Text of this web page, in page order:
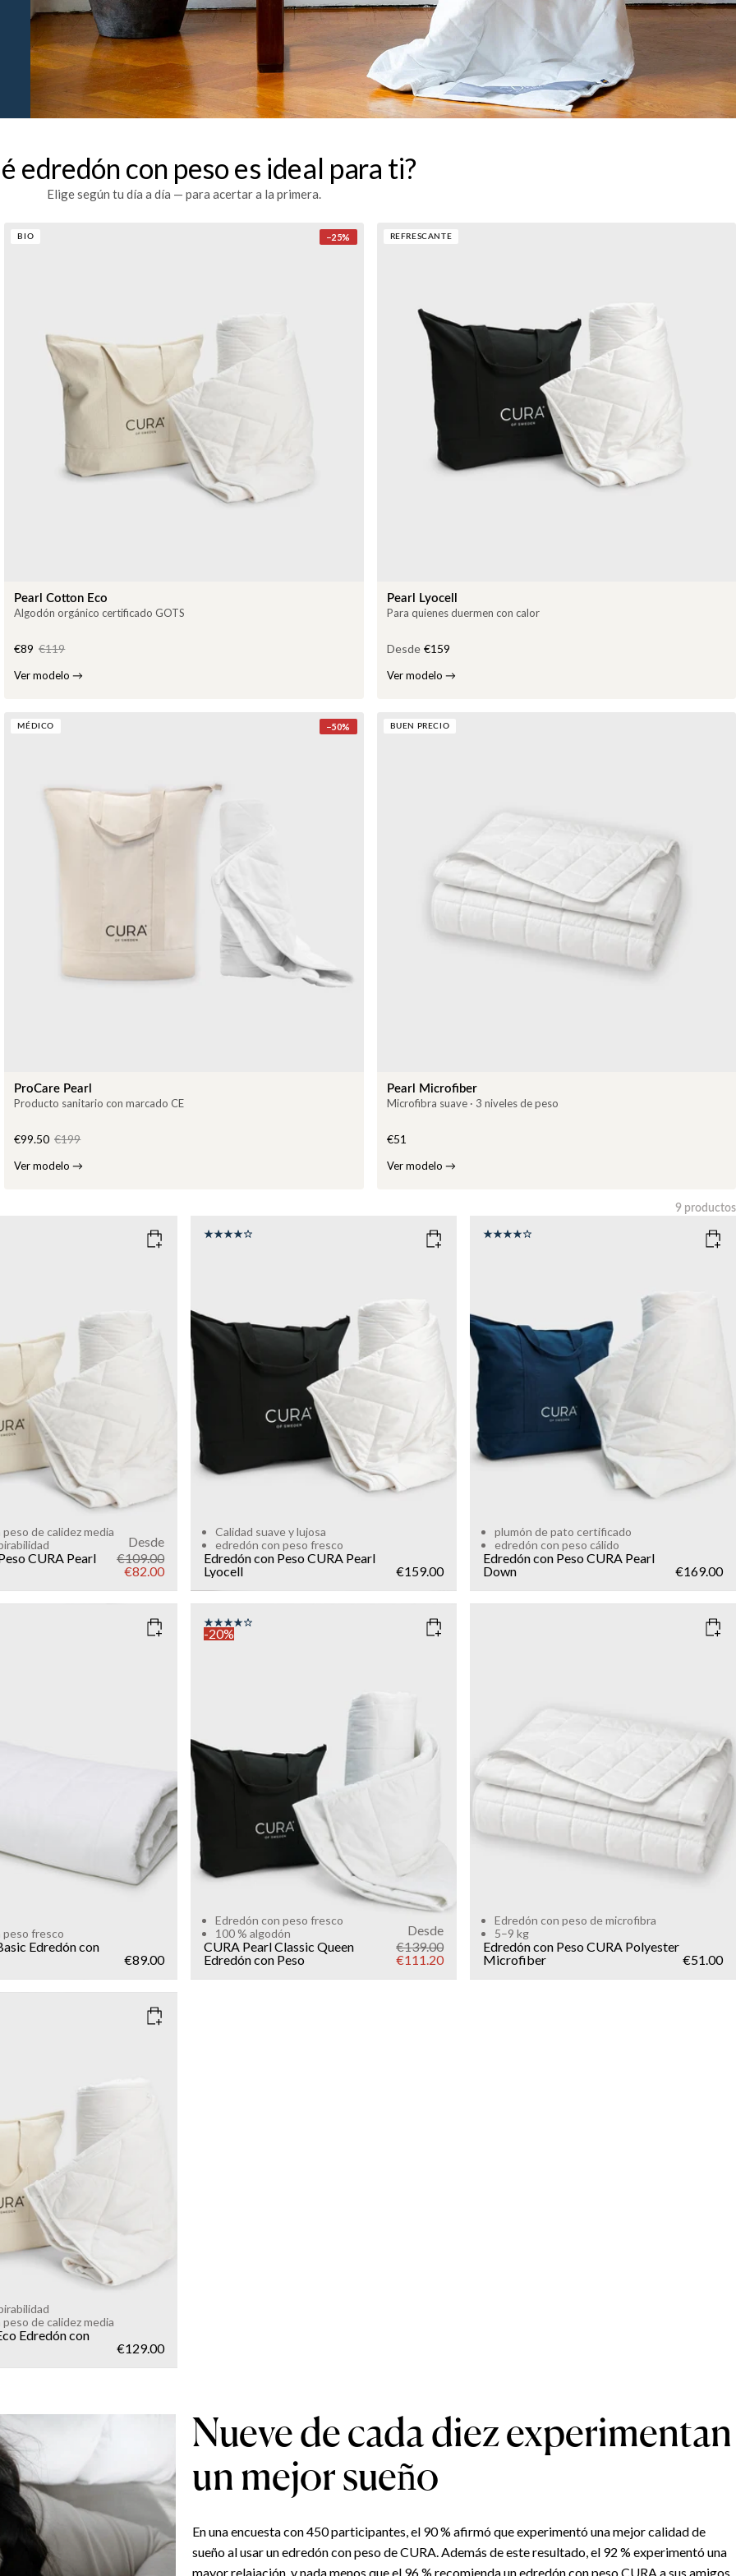
edredón con peso es ideal para ti?
Elige según tu día a día — para acertar a la primera.
BIO −25%
Pearl Cotton Eco
Algodón orgánico certificado GOTS
€89 €119
Ver modelo →
REFRESCANTE
Pearl Lyocell
Para quienes duermen con calor
Desde €159
Ver modelo →
MÉDICO −50%
ProCare Pearl
Producto sanitario con marcado CE
€99.50 €199
Ver modelo →
BUEN PRECIO
Pearl Microfiber
Microfibra suave · 3 niveles de peso
€51
Ver modelo →
9 productos
9kg 11kg
Add to cart
de calidez media
CURA Pearl
Desde
€109.00
€82.00
WEIGHT
6kg
10kg
Add to cart
Calidad suave y lujosa
edredón con peso fresco
Edredón con Peso CURA Pearl
Lyocell
€159.00
WEIGHT
6kg
8kg 10kg 12kg
Add to cart
plumón de pato certificado
edredón con peso cálido
Edredón con Peso CURA Pearl
Down
€169.00
fresco
Edredón con
€89.00
Add to cart
-20%
Edredón con peso fresco
100 % algodón
CURA Pearl Classic Queen
Edredón con Peso
Desde
€139.00
€111.20
Add to cart
Edredón con peso de microfibra
5–9 kg
Edredón con Peso CURA Polyester
Microfiber
€51.00
Sold out
de calidez media
Edredón con
€129.00
Nueve de cada diez experimentan
un mejor sueño
En una encuesta con 450 participantes, el 90 % afirmó que experimentó una mejor calidad de
sueño al usar un edredón con peso de CURA. Además de este resultado, el 92 % experimentó una
mayor relajación, y nada menos que el 96 % recomienda un edredón con peso CURA a sus amigos.